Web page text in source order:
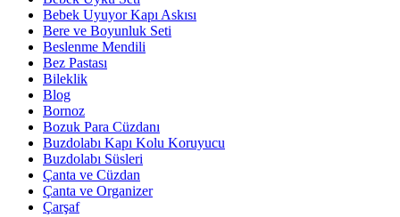
Bebek Uyuyor Kapı Askısı
Bere ve Boyunluk Seti
Beslenme Mendili
Bez Pastası
Bileklik
Blog
Bornoz
Bozuk Para Cüzdanı
Buzdolabı Kapı Kolu Koruyucu
Buzdolabı Süsleri
Çanta ve Cüzdan
Çanta ve Organizer
Çarşaf